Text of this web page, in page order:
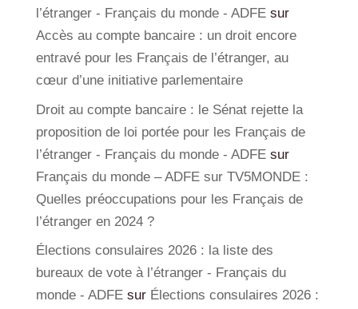
l’étranger - Français du monde - ADFEsur
Accès au compte bancaire : un droit encore
entravé pour les Français de l’étranger, au
cœur d’une initiative parlementaire
Droit au compte bancaire : le Sénat rejette la
proposition de loi portée pour les Français de
l’étranger - Français du monde - ADFEsur
Français du monde – ADFE sur TV5MONDE :
Quelles préoccupations pour les Français de
l’étranger en 2024 ?
Élections consulaires 2026 : la liste des
bureaux de vote à l’étranger - Français du
monde - ADFEsur Élections consulaires 2026 :